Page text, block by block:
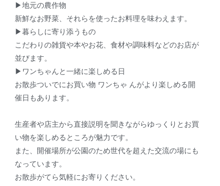
▶地元の農作物
新鮮なお野菜、それらを使ったお料理を味わえます。
▶暮らしに寄り添うもの
こだわりの雑貨や本やお花、食材や調味料などのお店が
並びます。
▶ワンちゃんと一緒に楽しめる日
お散歩ついでにお買い物 ワンちゃ んがより楽しめる開
催日もあります。
生産者や店主から直接説明を聞きながらゆっくりとお買
い物を楽しめるところが魅力です。
また、開催場所が公園のため世代を超えた交流の場にも
なっています。
お散歩がてら気軽にお寄りください。